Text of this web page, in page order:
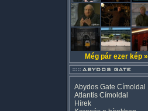
Még pár ezer kép »
Abydos Gate Címoldal
Atlantis Címoldal
Hírek